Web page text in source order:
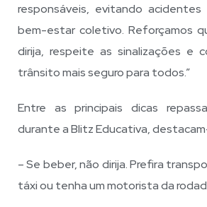
responsáveis, evitando
bem-estar coletivo. Reforçamos
dirija, respeite as sinalizações e
trânsito mais seguro para todos.”
Entre as principais dicas
durante a Blitz Educativa,
– Se beber, não dirija. Prefira
táxi ou tenha um motorista da